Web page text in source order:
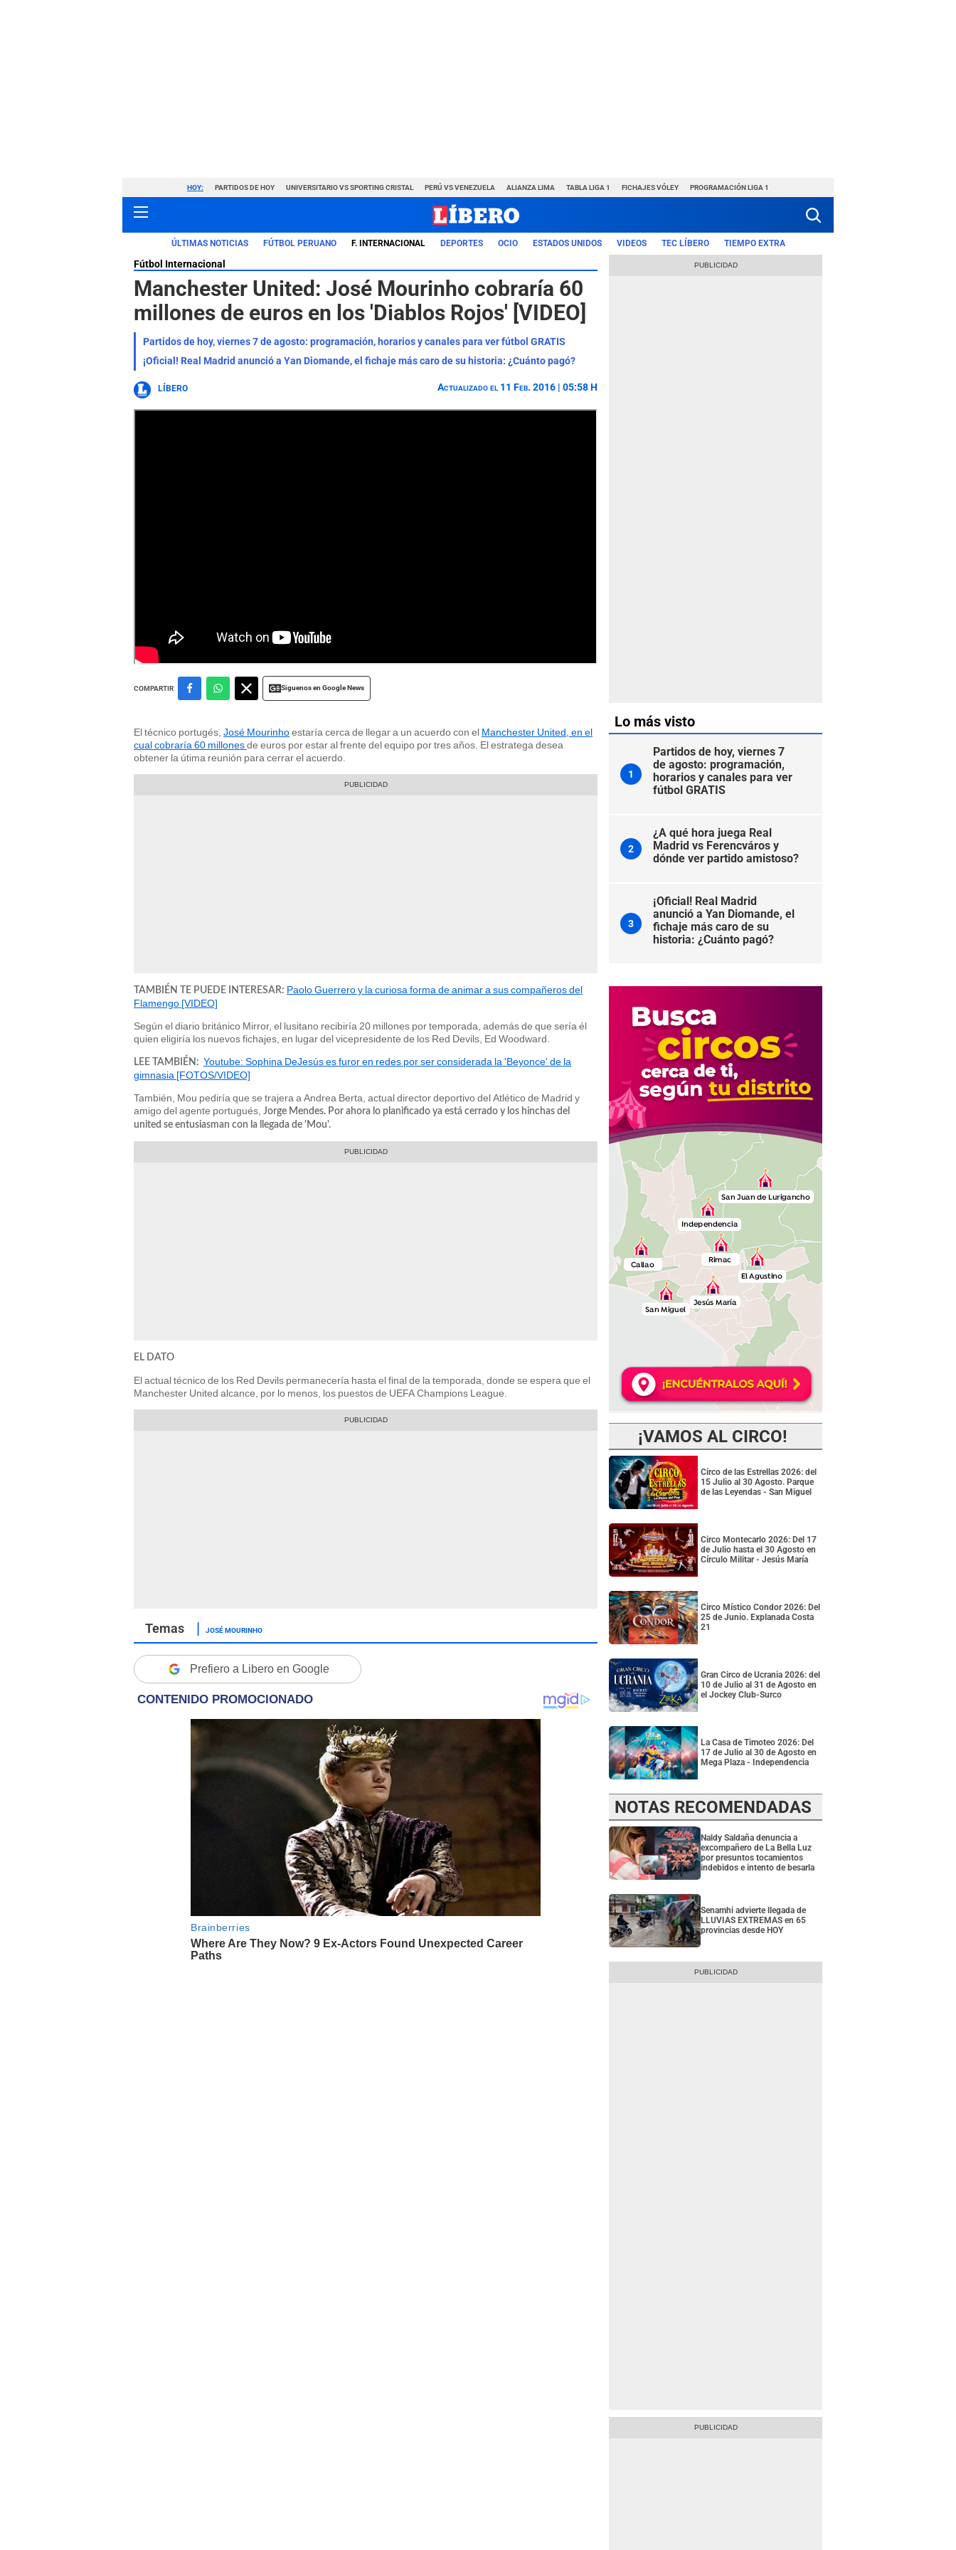
HOY: PARTIDOS DE HOY UNIVERSITARIO VS SPORTING CRISTAL PERÚ VS VENEZUELA ALIANZA LIMA TABLA LIGA 1 FICHAJES VÓLEY PROGRAMACIÓN LIGA 1
ÚLTIMAS NOTICIAS FÚTBOL PERUANO F. INTERNACIONAL DEPORTES OCIO ESTADOS UNIDOS VIDEOS TEC LÍBERO TIEMPO EXTRA
Fútbol Internacional
Manchester United: José Mourinho cobraría 60
millones de euros en los 'Diablos Rojos' [VIDEO]
Partidos de hoy, viernes 7 de agosto: programación, horarios y canales para ver fútbol GRATIS
¡Oficial! Real Madrid anunció a Yan Diomande, el fichaje más caro de su historia: ¿Cuánto pagó?
LÍBERO Actualizado el 11 Feb. 2016 | 05:58 H
COMPARTIR Siguenos en Google News
El técnico portugés, José Mourinhoestaría cerca de llegar a un acuerdo con el Manchester United, en el
cual cobraría 60 millonesde euros por estar al frente del equipo por tres años. El estratega desea
obtener la útima reunión para cerrar el acuerdo.
TAMBIÉN TE PUEDE INTERESAR: Paolo Guerrero y la curiosa forma de animar a sus compañeros del
Flamengo [VIDEO]
Según el diario británico Mirror, el lusitano recibiría 20 millones por temporada, además de que sería él
quien eligiría los nuevos fichajes, en lugar del vicepresidente de los Red Devils, Ed Woodward.
LEE TAMBIÉN: Youtube: Sophina DeJesús es furor en redes por ser considerada la 'Beyonce' de la
gimnasia [FOTOS/VIDEO]
También, Mou pediría que se trajera a Andrea Berta, actual director deportivo del Atlético de Madrid y
amigo del agente portugués, Jorge Mendes. Por ahora lo planificado ya está cerrado y los hinchas del
united se entusiasman con la llegada de 'Mou'.
EL DATO
El actual técnico de los Red Devils permanecería hasta el final de la temporada, donde se espera que el
Manchester United alcance, por lo menos, los puestos de UEFA Champions League.
JOSÉ MOURINHO
Prefiero a Libero en Google
Lo más visto
1
Partidos de hoy, viernes 7
de agosto: programación,
horarios y canales para ver
fútbol GRATIS
2
¿A qué hora juega Real
Madrid vs Ferencváros y
dónde ver partido amistoso?
3
¡Oficial! Real Madrid
anunció a Yan Diomande, el
fichaje más caro de su
historia: ¿Cuánto pagó?
¡VAMOS AL CIRCO!
Circo de las Estrellas 2026: del
15 Julio al 30 Agosto. Parque
de las Leyendas - San Miguel
Circo Montecarlo 2026: Del 17
de Julio hasta el 30 Agosto en
Círculo Militar - Jesús María
Circo Místico Condor 2026: Del
25 de Junio. Explanada Costa
21
Gran Circo de Ucrania 2026: del
10 de Julio al 31 de Agosto en
el Jockey Club-Surco
La Casa de Timoteo 2026: Del
17 de Julio al 30 de Agosto en
Mega Plaza - Independencia
NOTAS RECOMENDADAS
Naldy Saldaña denuncia a
excompañero de La Bella Luz
por presuntos tocamientos
indebidos e intento de besarla
Senamhi advierte llegada de
LLUVIAS EXTREMAS en 65
provincias desde HOY